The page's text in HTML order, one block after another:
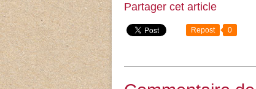
Partager cet article
Repost 0